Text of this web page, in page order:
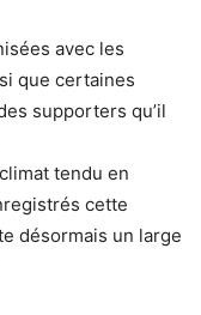
avec les
que certaines
supporters qu’il
tendu en
cette
désormais un large